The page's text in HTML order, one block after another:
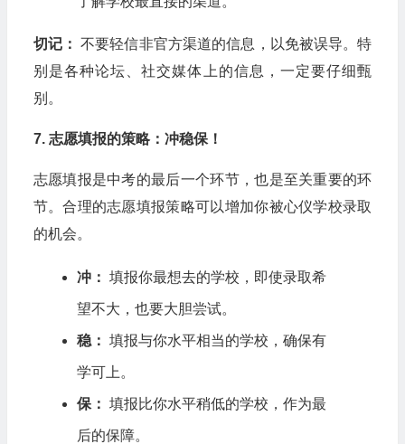
切记： 不要轻信非官方渠道的信息，以免被误导。特
别是各种论坛、社交媒体上的信息，一定要仔细甄
别。
7. 志愿填报的策略：冲稳保！
志愿填报是中考的最后一个环节，也是至关重要的环
节。合理的志愿填报策略可以增加你被心仪学校录取
的机会。
冲： 填报你最想去的学校，即使录取希
望不大，也要大胆尝试。
稳： 填报与你水平相当的学校，确保有
学可上。
保： 填报比你水平稍低的学校，作为最
后的保障。